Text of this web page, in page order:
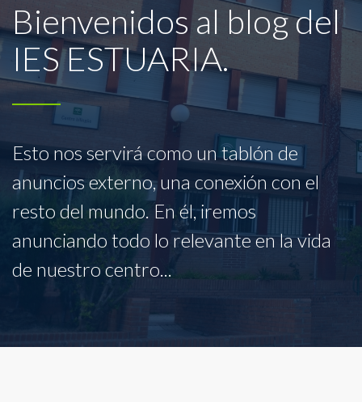
Bienvenidos al blog del
IES ESTUARIA.
Esto nos servirá como un tablón de
anuncios externo, una conexión con el
resto del mundo. En él, iremos
anunciando todo lo relevante en la vida
de nuestro centro...